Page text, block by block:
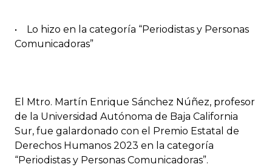
• Lo hizo en la categoría “Periodistas y Personas
Comunicadoras”
El Mtro. Martín Enrique Sánchez Núñez, profesor
de la Universidad Autónoma de Baja California
Sur, fue galardonado con el Premio Estatal de
Derechos Humanos 2023 en la categoría
“Periodistas y Personas Comunicadoras”.